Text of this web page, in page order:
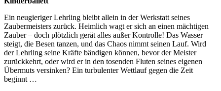
Ein neugieriger Lehrling bleibt allein in der Werkstatt seines
Zaubermeisters zurück. Heimlich wagt er sich an einen mächtigen
Zauber – doch plötzlich gerät alles außer Kontrolle! Das Wasser
steigt, die Besen tanzen, und das Chaos nimmt seinen Lauf. Wird
der Lehrling seine Kräfte bändigen können, bevor der Meister
zurückkehrt, oder wird er in den tosenden Fluten seines eigenen
Übermuts versinken? Ein turbulenter Wettlauf gegen die Zeit
beginnt …